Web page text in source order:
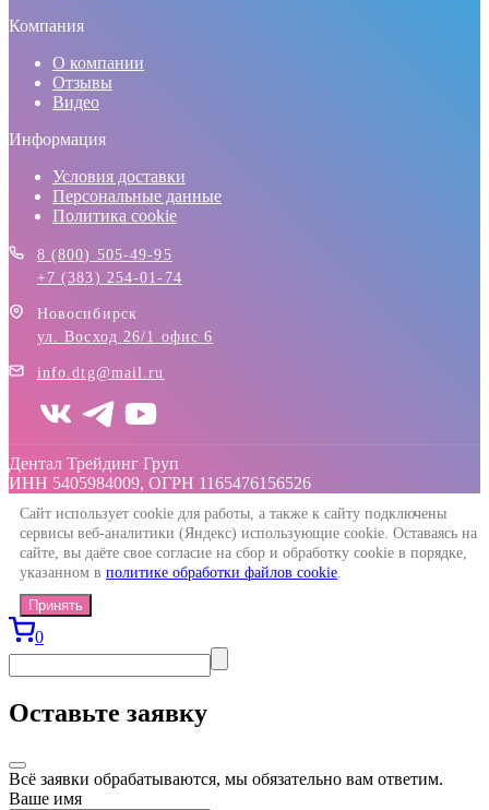
Компания
О компании
Отзывы
Видео
Информация
Условия доставки
Персональные данные
Политика cookie
8 (800) 505-49-95
+7 (383) 254-01-74
Новосибирск
ул. Восход 26/1 офис 6
info.dtg@mail.ru
Дентал Трейдинг Груп
ИНН 5405984009, ОГРН 1165476156526
Сайт использует cookie для работы, а также к сайту подключены
сервисы веб-аналитики (Яндекс) использующие cookie. Оставаясь на
сайте, вы даёте свое согласие на сбор и обработку cookie в порядке,
указанном в политике обработки файлов cookie.
Принять
0
Оставьте заявку
Всё заявки обрабатываются, мы обязательно вам ответим.
Ваше имя